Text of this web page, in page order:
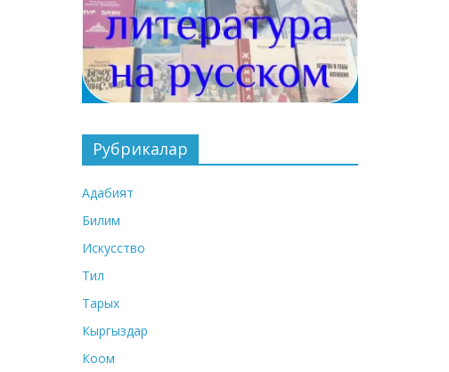
Рубрикалар
Адабият
Билим
Искусство
Тил
Тарых
Кыргыздар
Коом